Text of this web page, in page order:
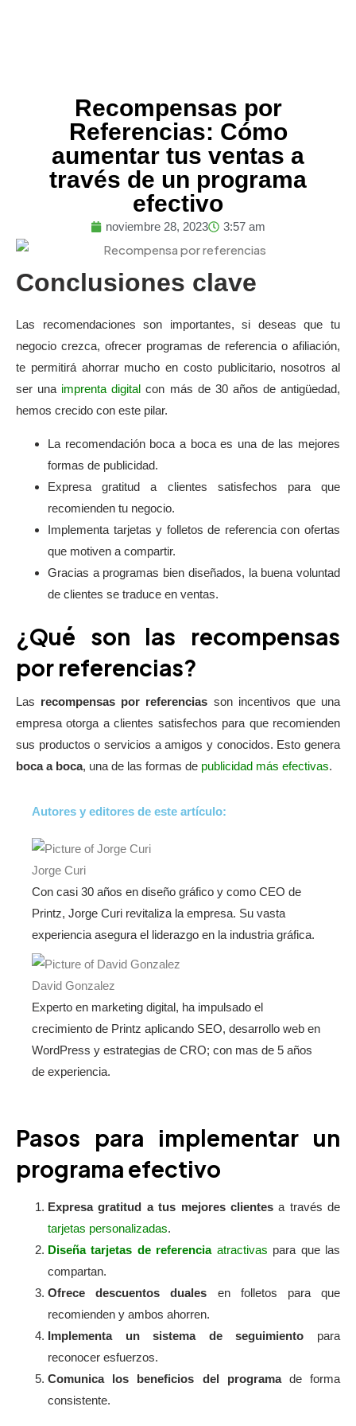
Recompensas por
Referencias: Cómo
aumentar tus ventas a
través de un programa
efectivo
noviembre 28, 2023 3:57 am
Conclusiones clave
Las recomendaciones son importantes, si deseas que tu
negocio crezca, ofrecer programas de referencia o afiliación,
te permitirá ahorrar mucho en costo publicitario, nosotros al
ser unaimprenta digital con más de 30 años de antigüedad,
hemos crecido con este pilar.
La recomendación boca a boca es una de las mejores
formas de publicidad.
Expresa gratitud a clientes satisfechos para que
recomienden tu negocio.
Implementa tarjetas y folletos de referencia con ofertas
que motiven a compartir.
Gracias a programas bien diseñados, la buena voluntad
de clientes se traduce en ventas.
¿Qué son las recompensas
por referencias?
Las recompensas por referencias son incentivos que una
empresa otorga a clientes satisfechos para que recomienden
sus productos o servicios a amigos y conocidos. Esto genera
boca a boca, una de las formas de publicidad más efectivas.
Autores y editores de este artículo:
Jorge Curi
Con casi 30 años en diseño gráfico y como CEO de
Printz, Jorge Curi revitaliza la empresa. Su vasta
experiencia asegura el liderazgo en la industria gráfica.
David Gonzalez
Experto en marketing digital, ha impulsado el
crecimiento de Printz aplicando SEO, desarrollo web en
WordPress y estrategias de CRO; con mas de 5 años
de experiencia.
Pasos para implementar un
programa efectivo
Expresa gratitud a tus mejores clientesa través de
tarjetas personalizadas.
Diseña tarjetas de referenciaatractivas para que las
compartan.
Ofrece descuentos duales en folletos para que
recomienden y ambos ahorren.
Implementa un sistema de seguimiento para
reconocer esfuerzos.
Comunica los beneficios del programade forma
consistente.